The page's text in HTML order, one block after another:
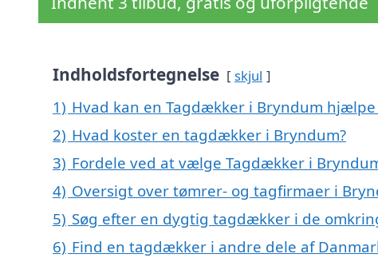
Indholdsfortegnelse skjul
1) Hvad kan en Tagdækker i Bryndum hjælpe
2) Hvad koster en tagdækker i Bryndum?
3) Fordele ved at vælge Tagdækker i
4) Oversigt over tømrer- og tagfirmaer i
5) Søg efter en dygtig tagdækker i de
6) Find en tagdækker i andre dele af